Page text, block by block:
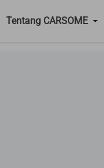
Tentang CARSOME